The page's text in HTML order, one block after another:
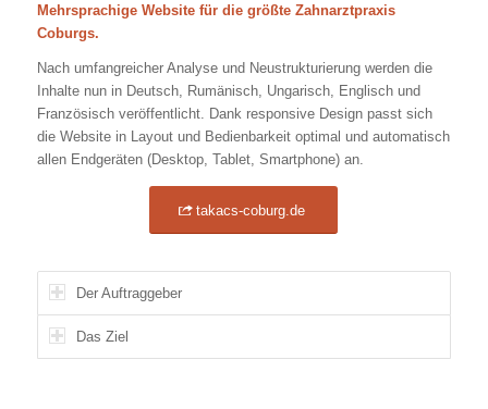
Mehrsprachige Website für die größte Zahnarztpraxis
Coburgs.
Nach umfangreicher Analyse und Neustrukturierung werden die
Inhalte nun in Deutsch, Rumänisch, Ungarisch, Englisch und
Französisch veröffentlicht. Dank responsive Design passt sich
die Website in Layout und Bedienbarkeit optimal und automatisch
allen Endgeräten (Desktop, Tablet, Smartphone) an.
takacs-coburg.de
Der Auftraggeber
Das Ziel